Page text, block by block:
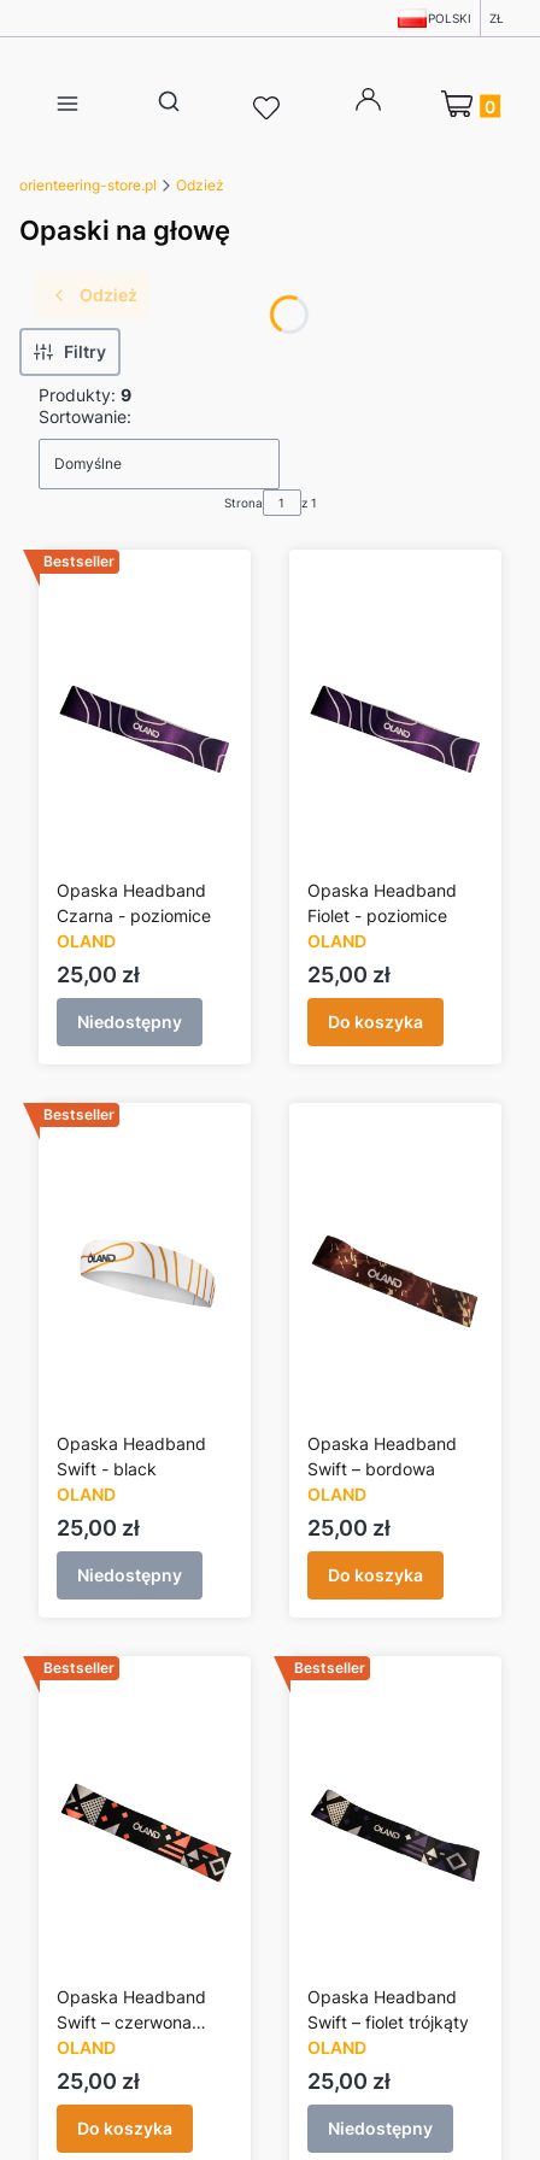
POLSKI ZŁ
Otwórz wyszukiwarkę
Produkty w
orienteering-store.pl Odzież
Opaski na głowę
Odzież
Filtry
Produkty: 9
Lista produktów
Sortowanie:
Domyślne
Strona z 1
Bestseller
Opaska Headband
Czarna - poziomice
OLAND
Cena
25,00 zł
Niedostępny
Opaska Headband
Fiolet - poziomice
OLAND
Cena
25,00 zł
Do koszyka
Bestseller
Opaska Headband
Swift - black
OLAND
Cena
25,00 zł
Niedostępny
Opaska Headband
Swift – bordowa
OLAND
Cena
25,00 zł
Do koszyka
Bestseller
Opaska Headband
Swift – czerwona
trójkąty
OLAND
Cena
25,00 zł
Do koszyka
Bestseller
Opaska Headband
Swift – fiolet trójkąty
OLAND
Cena
25,00 zł
Niedostępny